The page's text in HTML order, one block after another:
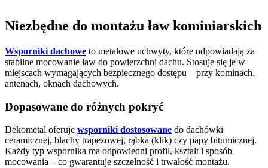
Niezbędne do montażu ław kominiarskich
Wsporniki dachowe to metalowe uchwyty, które odpowiadają za
stabilne mocowanie ław do powierzchni dachu. Stosuje się je w
miejscach wymagających bezpiecznego dostępu – przy kominach,
antenach, oknach dachowych.
Dopasowane do różnych pokryć
Dekometal oferuje wsporniki dostosowane do dachówki
ceramicznej, blachy trapezowej, rąbka (klik) czy papy bitumicznej.
Każdy typ wspornika ma odpowiedni profil, kształt i sposób
mocowania – co gwarantuje szczelność i trwałość montażu.